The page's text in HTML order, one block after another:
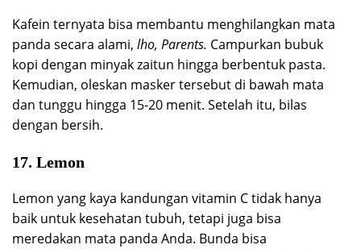
Kafein ternyata bisa membantu menghilangkan mata
panda secara alami, lho, Parents. Campurkan bubuk
kopi dengan minyak zaitun hingga berbentuk pasta.
Kemudian, oleskan masker tersebut di bawah mata
dan tunggu hingga 15-20 menit. Setelah itu, bilas
dengan bersih.
17. Lemon
Lemon yang kaya kandungan vitamin C tidak hanya
baik untuk kesehatan tubuh, tetapi juga bisa
meredakan mata panda Anda. Bunda bisa